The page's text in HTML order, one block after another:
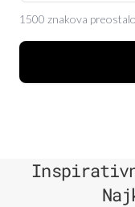
1500 znakova preostalo